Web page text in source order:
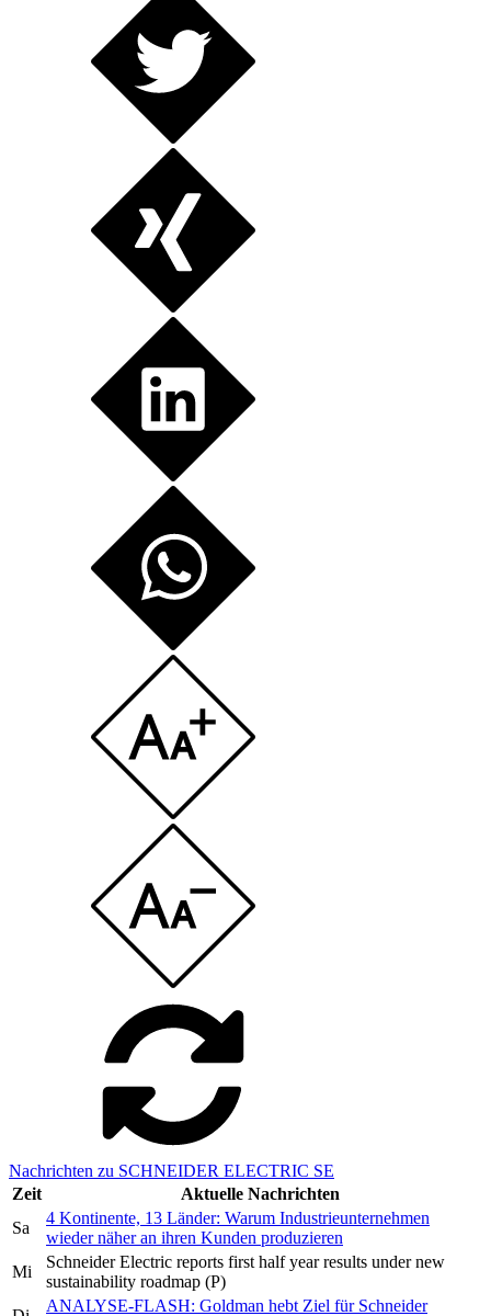
Nachrichten zu SCHNEIDER ELECTRIC SE
Zeit
Aktuelle Nachrichten
Sa
4 Kontinente, 13 Länder: Warum Industrieunternehmen
wieder näher an ihren Kunden produzieren
Mi
Schneider Electric reports first half year results under new
sustainability roadmap (P)
ANALYSE-FLASH: Goldman hebt Ziel für Schneider